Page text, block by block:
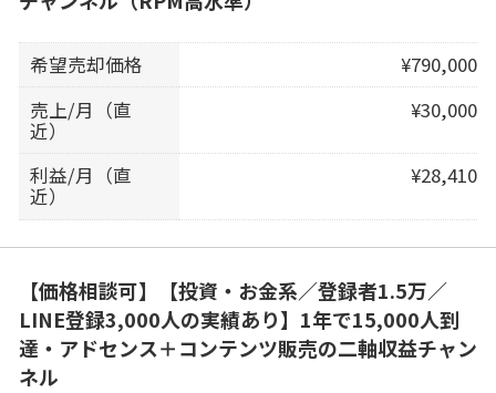
希望売却価格
¥790,000
売上/月（直
近）
¥30,000
利益/月（直
近）
¥28,410
【価格相談可】【投資・お金系／登録者1.5万／
LINE登録3,000人の実績あり】1年で15,000人到
達・アドセンス＋コンテンツ販売の二軸収益チャン
ネル